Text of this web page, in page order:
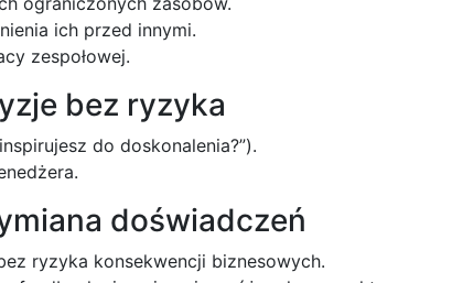
ich przed innymi.
zespołowej.
bez ryzyka
do doskonalenia?”).
doświadczeń
ryzyka konsekwencji biznesowych.